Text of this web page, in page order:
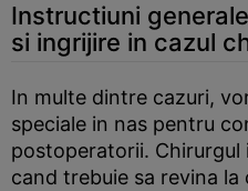
Instructiuni
si ingrijire in cazul
In multe dintre cazuri,
speciale in nas pentru
postoperatorii. Chirurgul
cand trebuie sa revina